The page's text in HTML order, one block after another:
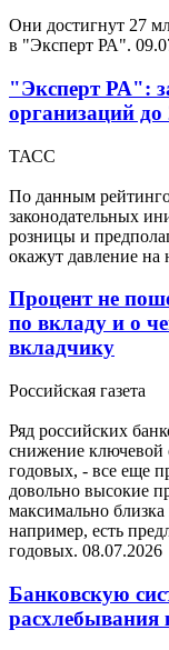
Они достигнут 27
в "Эксперт РА".
"Эксперт РА":
организаций до
ТАСС
По данным
законодательных
розницы и
окажут давление на
Процент не
по вкладу и о
вкладчику
Российская газета
Ряд российских
снижение ключевой
годовых, - все еще
довольно высокие
максимально
например, есть
годовых. 08.07.2026
Банковскую
расхлебывания